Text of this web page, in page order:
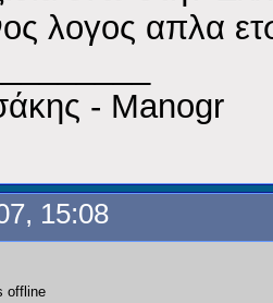
λογος απλα
- Manogr
15:08